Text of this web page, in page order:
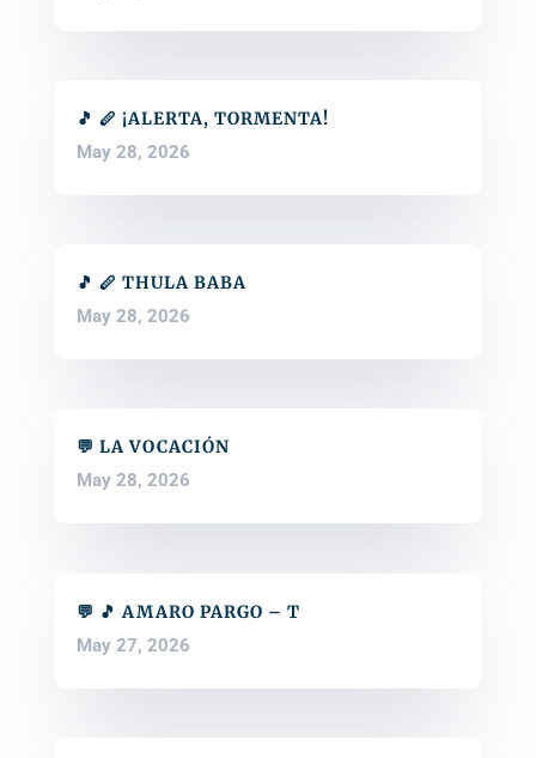
🎵 🪈 ¡ALERTA, TORMENTA!
May 28, 2026
🎵 🪈 THULA BABA
May 28, 2026
💬 LA VOCACIÓN
May 28, 2026
💬 🎵 AMARO PARGO – T
May 27, 2026